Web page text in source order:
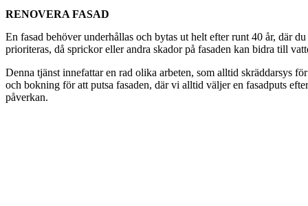
RENOVERA FASAD
En fasad behöver underhållas och bytas ut helt efter runt 40 år, där
prioriteras, då sprickor eller andra skador på fasaden kan bidra till
Denna tjänst innefattar en rad olika arbeten, som alltid skräddarsys
och bokning för att putsa fasaden, där vi alltid väljer en fasadputs
påverkan.